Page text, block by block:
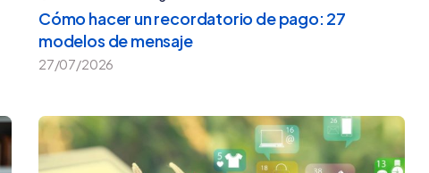
Cómo hacer un recordatorio de pago: 27
modelos de mensaje
27/07/2026